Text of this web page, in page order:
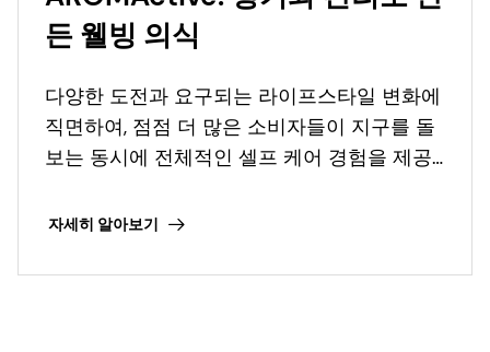
든 웰빙 의식
다양한 도전과 요구되는 라이프스타일 변화에
직면하여, 점점 더 많은 소비자들이 지구를 돌
보는 동시에 전체적인 셀프 케어 경험을 제공
니다. 이러한 맥락에서, 일상적인 뷰티 & 스킨
할을 합니다.
자세히 알아보기